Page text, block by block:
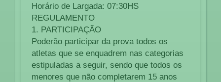
Horário de Largada: 07:30HS
REGULAMENTO
1. PARTICIPAÇÃO
Poderão participar da prova todos os
atletas que se enquadrem nas categorias
estipuladas a seguir, sendo que todos os
menores que não completarem 15 anos